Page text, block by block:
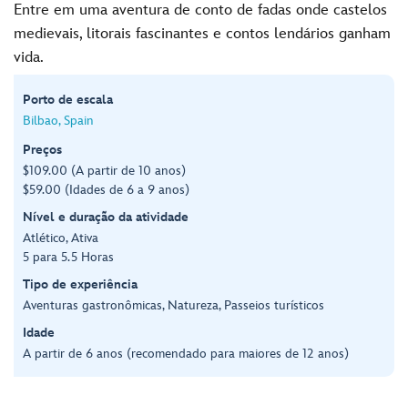
Entre em uma aventura de conto de fadas onde castelos
medievais, litorais fascinantes e contos lendários ganham
vida.
Porto de escala
Bilbao, Spain
Preços
$109.00 (A partir de 10 anos)
$59.00 (Idades de 6 a 9 anos)
Nível e duração da atividade
Atlético, Ativa
5 para 5.5 Horas
Tipo de experiência
Aventuras gastronômicas, Natureza, Passeios turísticos
Idade
A partir de 6 anos (recomendado para maiores de 12 anos)